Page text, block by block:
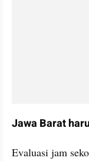
Jawa Barat
Evaluasi jam